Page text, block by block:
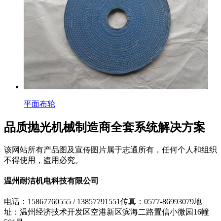
平面布轮
品质抛光机械制造商全套系统解决方案
该网站所有产品图及宣传图片属于志通所有，任何个人和组织
不得使用，盗用必究。
温州耐洁机电科技有限公司
电话：15867760555 / 13857791551传真：0577-86993079地
址：温州经济技术开发区空港新区滨海二路置信小微园16幢